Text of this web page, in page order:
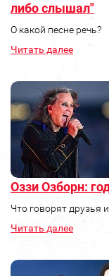
либо слышал"
О какой песне речь?
Читать далее
Оззи Озборн:
Что говорят друзья
Читать далее